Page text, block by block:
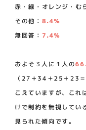
赤・緑・オレンジ・む
その他： 8.4%
無回答： 7.4%
およそ３人に１人の
（27＋34＋25＋23
こえていますが、これ
けで制約を無視して
見られた傾向です。